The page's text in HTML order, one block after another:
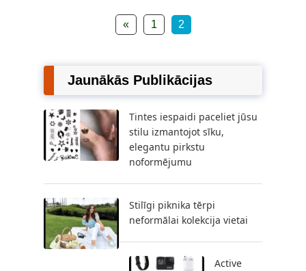
« 1 2
Jaunākās Publikācijas
Tintes iespaidi paceliet jūsu
stilu izmantojot sīku,
elegantu pirkstu
noformējumu
Stilīgi piknika tērpi
neformālai kolekcija vietai
Active